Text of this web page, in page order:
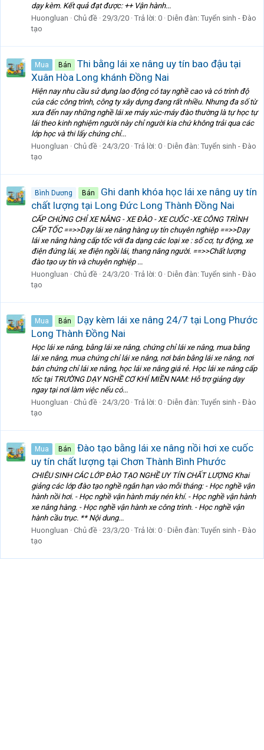
dạy kèm. Kết quả đạt được: ++ Vận hành...
Huongluan
Chủ đề 29/3/20 Trả lời: 0 Diễn đàn: Tuyển sinh - Đào
tạo
Mua Bán
Thi bằng lái xe nâng uy tín bao đậu tại
Xuân Hòa Long khánh Đồng Nai
Hiện nay nhu cầu sử dụng lao động có tay nghề cao và có trình độ
của các công trình, công ty xây dựng đang rất nhiều. Nhưng đa số từ
xưa đến nay những nghề lái xe máy xúc-máy đào thường là tự học tự
lái theo kinh nghiệm người này chỉ người kia chứ không trải qua các
lớp học và thi lấy chứng chỉ...
Huongluan
Chủ đề 24/3/20 Trả lời: 0 Diễn đàn: Tuyển sinh - Đào
tạo
Bình Dương Bán
Ghi danh khóa học lái xe nâng uy tín
chất lượng tại Long Đức Long Thành Đồng Nai
CẤP CHỨNG CHỈ XE NÂNG - XE ĐÀO - XE CUỐC -XE CÔNG TRÌNH
CẤP TỐC ==>>Dạy lái xe nâng hàng uy tín chuyên nghiệp ==>>Dạy
lái xe nâng hàng cấp tốc với đa dạng các loại xe : số cơ, tự động, xe
điện đứng lái, xe điện ngồi lái, thang nâng người. ==>>Chất lượng
đào tạo uy tín và chuyên nghiệp ...
Huongluan
Chủ đề 24/3/20 Trả lời: 0 Diễn đàn: Tuyển sinh - Đào
tạo
Mua Bán
Dạy kèm lái xe nâng 24/7 tại Long Phước
Long Thành Đồng Nai
Học lái xe nâng, bằng lái xe nâng, chứng chỉ lái xe nâng, mua bằng
lái xe nâng, mua chứng chỉ lái xe nâng, nơi bán bằng lái xe nâng, nơi
bán chứng chỉ lái xe nâng, học lái xe nâng giá rẻ. Học lái xe nâng cấp
tốc tại TRƯỜNG DẠY NGHỀ CƠ KHÍ MIỀN NAM: Hỗ trợ giảng dạy
ngay tại nơi làm việc nếu có...
Huongluan
Chủ đề 24/3/20 Trả lời: 0 Diễn đàn: Tuyển sinh - Đào
tạo
Mua Bán
Đào tạo bằng lái xe nâng nồi hơi xe cuốc
uy tín chất lượng tại Chơn Thành Bình Phước
CHIÊU SINH CÁC LỚP ĐÀO TẠO NGHỀ UY TÍN CHẤT LƯỢNG Khai
giảng các lớp đào tạo nghề ngắn hạn vào mỗi tháng: - Học nghề vận
hành nồi hơi. - Học nghề vận hành máy nén khí. - Học nghề vận hành
xe nâng hàng. - Học nghề vận hành xe công trình. - Học nghề vận
hành cầu trục. ** Nội dung...
Huongluan
Chủ đề 23/3/20 Trả lời: 0 Diễn đàn: Tuyển sinh - Đào
tạo